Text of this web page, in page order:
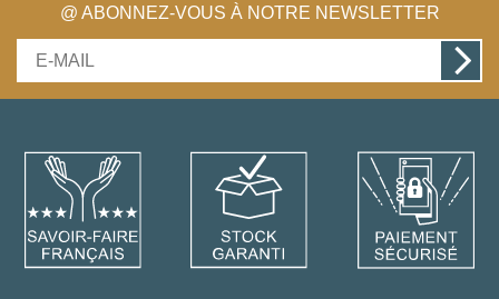
@ ABONNEZ-VOUS À NOTRE NEWSLETTER